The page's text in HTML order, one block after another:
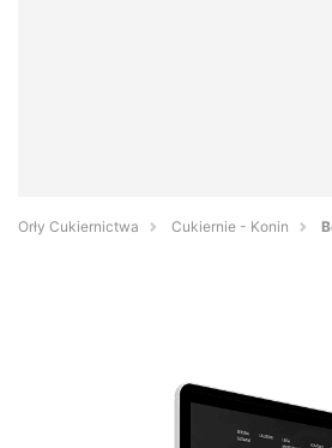
Orły Cukiernictwa Cukiernie - Konin